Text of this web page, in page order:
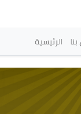
الرئيسية